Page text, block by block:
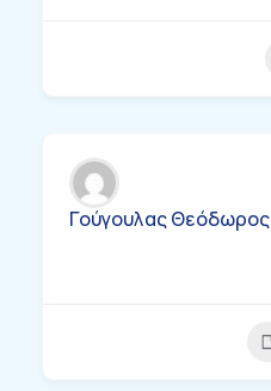
Γούγουλας Θεόδωρος